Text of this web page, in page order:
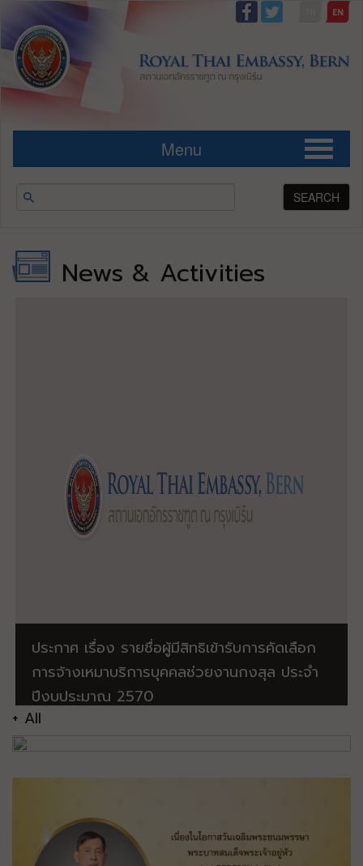
Menu
SEARCH
News & Activities
ประกาศ เรื่อง รายชื่อผู้มีสิทธิเข้ารับการคัดเลือก
การจ้างเหมาบริการบุคคลช่วยงานกงสุล ประจำ
ปีงบประมาณ 2570
+ All